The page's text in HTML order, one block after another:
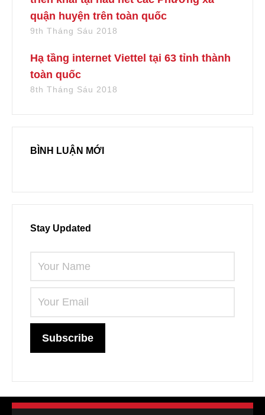
quận huyện trên toàn quốc
9th Tháng Sáu 2018
Hạ tầng internet Viettel tại 63 tỉnh thành
toàn quốc
8th Tháng Sáu 2018
BÌNH LUẬN MỚI
Stay Updated